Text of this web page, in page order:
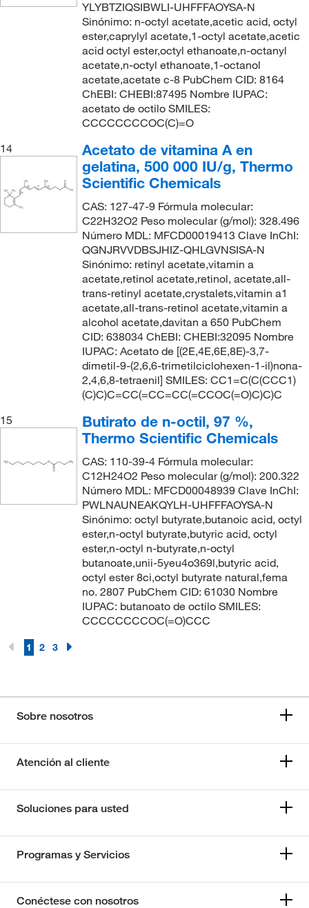
YLYBTZIQSIBWLI-UHFFFAOYSA-N
Sinónimo: n-octyl acetate,acetic acid, octyl
ester,caprylyl acetate,1-octyl acetate,acetic
acid octyl ester,octyl ethanoate,n-octanyl
acetate,n-octyl ethanoate,1-octanol
acetate,acetate c-8 PubChem CID: 8164
ChEBI: CHEBI:87495 Nombre IUPAC:
acetato de octilo SMILES:
CCCCCCCCOC(C)=O
14
Acetato de vitamina A en
gelatina, 500 000 IU/g, Thermo
Scientific Chemicals
CAS: 127-47-9 Fórmula molecular:
C22H32O2 Peso molecular (g/mol): 328.496
Número MDL: MFCD00019413 Clave InChI:
QGNJRVVDBSJHIZ-QHLGVNSISA-N
Sinónimo: retinyl acetate,vitamin a
acetate,retinol acetate,retinol, acetate,all-
trans-retinyl acetate,crystalets,vitamin a1
acetate,all-trans-retinol acetate,vitamin a
alcohol acetate,davitan a 650 PubChem
CID: 638034 ChEBI: CHEBI:32095 Nombre
IUPAC: Acetato de [(2E,4E,6E,8E)-3,7-
dimetil-9-(2,6,6-trimetilciclohexen-1-il)nona-
2,4,6,8-tetraenil] SMILES: CC1=C(C(CCC1)
(C)C)C=CC(=CC=CC(=CCOC(=O)C)C)C
15
Butirato de n-octil, 97 %,
Thermo Scientific Chemicals
CAS: 110-39-4 Fórmula molecular:
C12H24O2 Peso molecular (g/mol): 200.322
Número MDL: MFCD00048939 Clave InChI:
PWLNAUNEAKQYLH-UHFFFAOYSA-N
Sinónimo: octyl butyrate,butanoic acid, octyl
ester,n-octyl butyrate,butyric acid, octyl
ester,n-octyl n-butyrate,n-octyl
butanoate,unii-5yeu4o369l,butyric acid,
octyl ester 8ci,octyl butyrate natural,fema
no. 2807 PubChem CID: 61030 Nombre
IUPAC: butanoato de octilo SMILES:
CCCCCCCCOC(=O)CCC
1 2 3
Sobre nosotros
Atención al cliente
Soluciones para usted
Programas y Servicios
Conéctese con nosotros